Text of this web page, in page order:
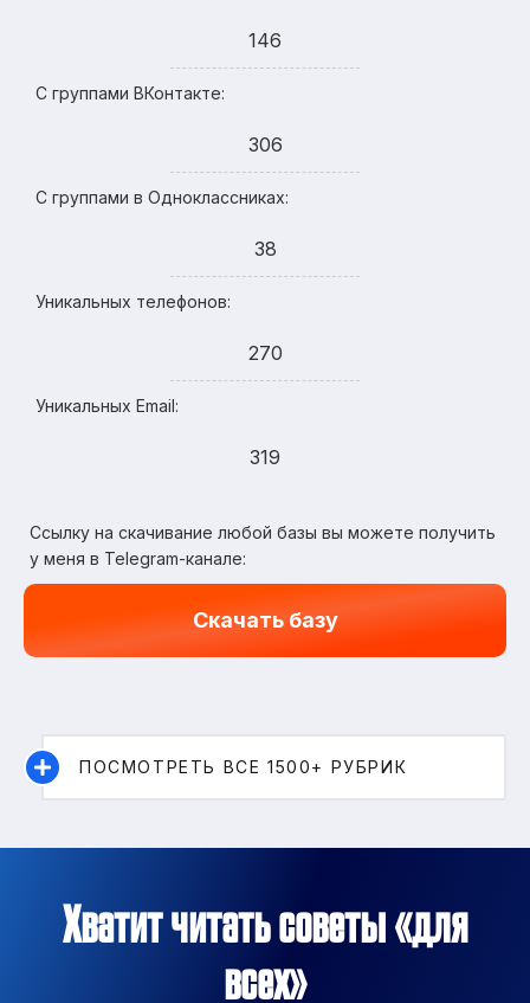
146
С группами ВКонтакте:
306
С группами в Одноклассниках:
38
Уникальных телефонов:
270
Уникальных Email:
319
Ссылку на скачивание любой базы вы можете получить
у меня в Telegram-канале:
Скачать базу
ПОСМОТРЕТЬ ВСЕ 1500+ РУБРИК
Хватит читать советы «для
всех»